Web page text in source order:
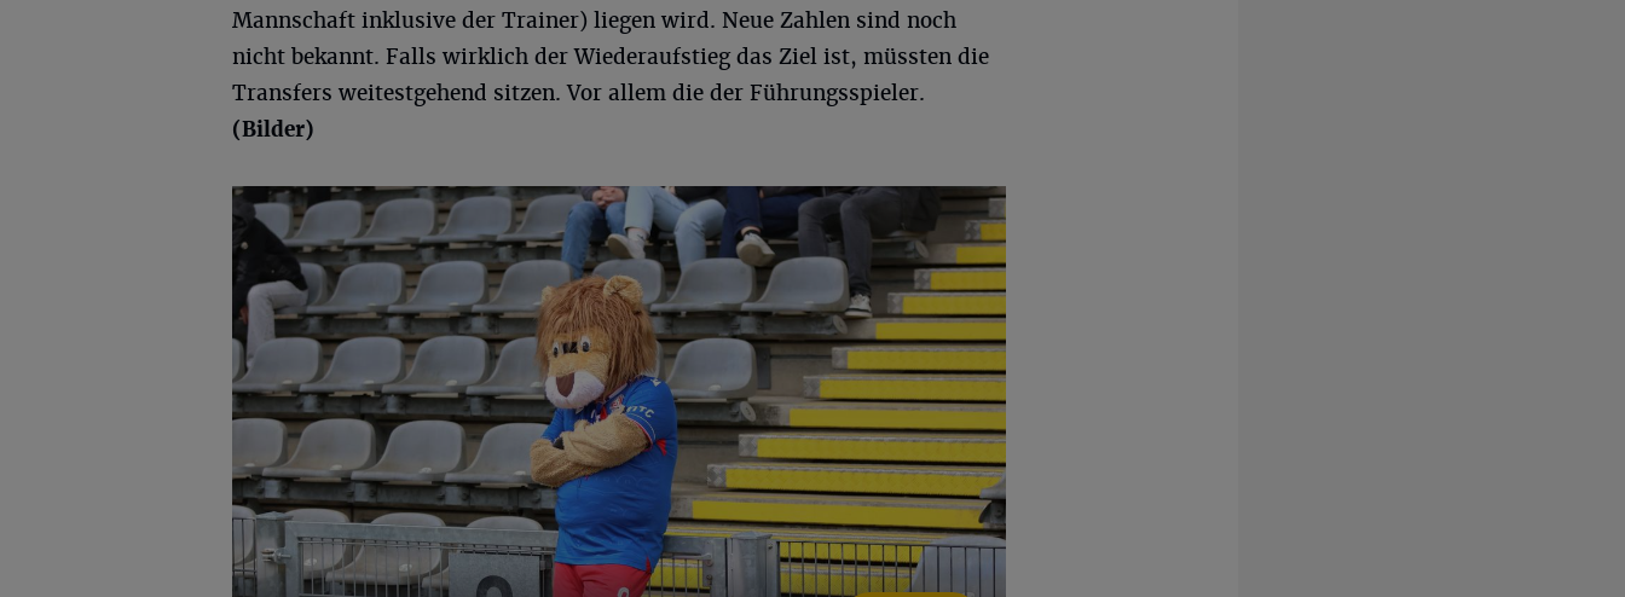
Mannschaft inklusive der Trainer) liegen wird. Neue Zahlen sind noch
nicht bekannt. Falls wirklich der Wiederaufstieg das Ziel ist, müssten die
Transfers weitestgehend sitzen. Vor allem die der Führungsspieler.
(Bilder)